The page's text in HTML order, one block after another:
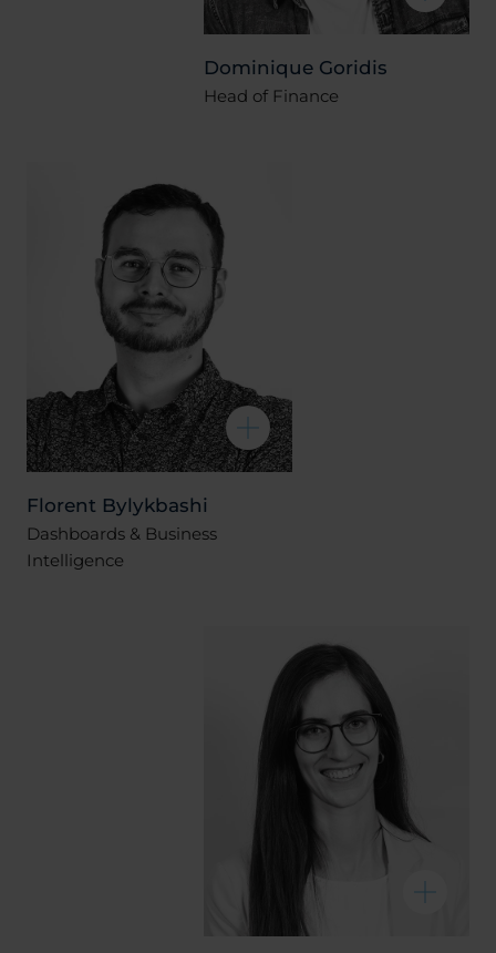
Dominique Goridis
Head of Finance
Florent Bylykbashi
Dashboards & Business
Intelligence